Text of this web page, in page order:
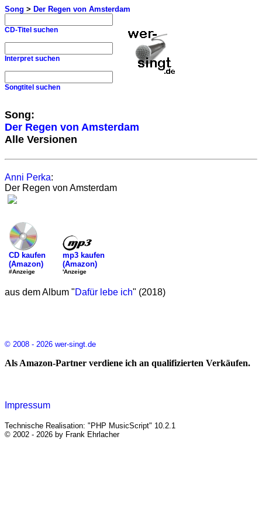
Song > Der Regen von Amsterdam
CD-Titel suchen
Interpret suchen
Songtitel suchen
Song:
Der Regen von Amsterdam
Alle Versionen
Anni Perka:
Der Regen von Amsterdam
CD kaufen
(Amazon)
#Anzeige
mp3 kaufen
(Amazon)
'Anzeige
aus dem Album "Dafür lebe ich" (2018)
© 2008 - 2026 wer-singt.de
Als Amazon-Partner verdiene ich an qualifizierten Verkäufen.
Impressum
Technische Realisation: "PHP MusicScript" 10.2.1
© 2002 - 2026 by Frank Ehrlacher